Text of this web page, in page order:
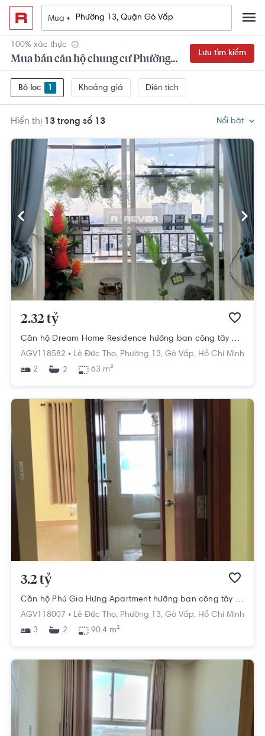
Mua •
100% xác thực
Mua bán căn hộ chung cư Phường 13, Quận Gò Vấp
Lưu tìm kiếm
Bộ lọc 1 Khoảng giá Diện tích
Hiển thị 13 trong số 13 Nổi bật
2.32 tỷ
Căn hộ Dream Home Residence hướng ban công tây bắc nội thất cơ bản diện tích 63m²
AGV118582 • Lê Đức Thọ, Phường 13, Gò Vấp, Hồ Chí Minh
2
2 63 m²
3.2 tỷ
Căn hộ Phú Gia Hưng Apartment hướng ban công tây nội thất cơ bản diện tích 90.4m²
AGV118007 • Lê Đức Thọ, Phường 13, Gò Vấp, Hồ Chí Minh
3
2 90.4 m²